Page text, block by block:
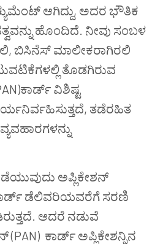
ಆಗಿದ್ದು, ಅದರ ಭೌತಿಕ
ಹೊಂದಿದೆ. ನೀವು ಸಂಬಳ
ಬಿಸಿನೆಸ್ ಮಾಲೀಕರಾಗಿರಲಿ
ತೊಡಗಿರುವ
ವಿಶಿಷ್ಟ
ತಡೆರಹಿತ
ಅಪ್ಲಿಕೇಶನ್
ಡೆಲಿವರಿಯವರೆಗೆ ಸರಣಿ
ಆದರೆ ನಡುವೆ
(PAN) ಕಾರ್ಡ್ ಅಪ್ಲಿಕೇಶನ್ನಿನ